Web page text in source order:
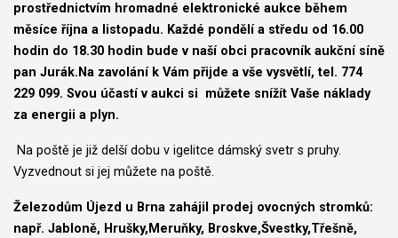
prostřednictvím hromadné elektronické aukce během
měsíce října a listopadu. Každé pondělí a středu od 16.00
hodin do 18.30 hodin bude v naší obci pracovník aukční síně
pan Jurák.Na zavolání k Vám přijde a vše vysvětlí, tel. 774
229 099. Svou účastí v aukci si můžete snížít Vaše náklady
za energii a plyn.
Na poště je již delší dobu v igelitce dámský svetr s pruhy.
Vyzvednout si jej můžete na poště.
Železodům Újezd u Brna zahájil prodej ovocných stromků:
např. Jabloně, Hrušky,Meruňky, Broskve,Švestky,Třešně,